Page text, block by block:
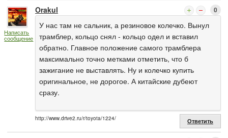
Написать
сообщение
Orakul 0
У нас там не сальник, а резиновое колечко. Вынул
трамблер, кольцо снял - кольцо одел и вставил
обратно. Главное положение самого трамблера
максимально точно метками отметить, что б
зажигание не выставлять. Ну и колечко купить
оригинальное, не дорогое. А китайские дубеют
сразу.
http://www.drive2.ru/r/toyota/1224/ Ответить